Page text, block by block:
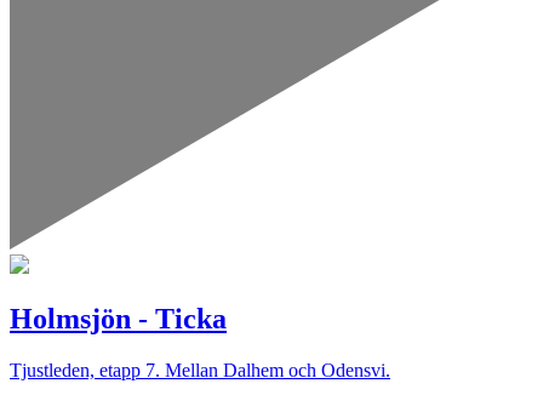
Holmsjön - Ticka
Tjustleden, etapp 7. Mellan Dalhem och Odensvi.